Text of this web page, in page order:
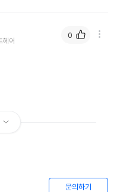
헤어
0
문의하기